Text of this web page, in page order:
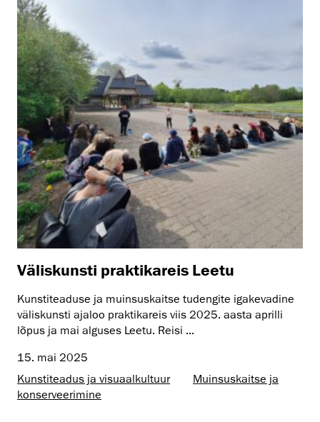
Väliskunsti praktikareis Leetu
Kunstiteaduse ja muinsuskaitse tudengite igakevadine
väliskunsti ajaloo praktikareis viis 2025. aasta aprilli
lõpus ja mai alguses Leetu. Reisi ...
15. mai 2025
Kunstiteadus ja visuaalkultuur
Muinsus­kaitse ja
konserveerimine